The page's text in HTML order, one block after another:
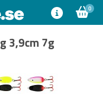
0
3,9cm 7g